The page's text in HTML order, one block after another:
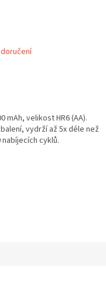
mAh, velikost HR6 (AA).
vydrží až 5x déle než
cyklů.